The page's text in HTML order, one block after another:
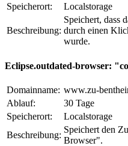
Speicherort:
Localstorage
Beschreibung:
Speichert, dass
durch einen
wurde.
Eclipse.outdated-browser:
Domainname: www.zu-
Ablauf:
30 Tage
Speicherort:
Localstorage
Beschreibung:
Speichert den
Browser".